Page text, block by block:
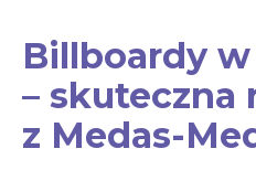
Billboardy
– skuteczna
z Medas-